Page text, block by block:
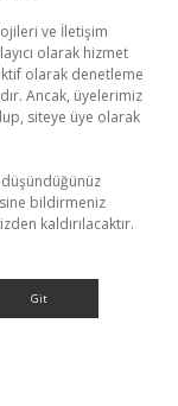
ve İletişim
olarak hizmet
olarak denetleme
Ancak, üyelerimiz
siteye üye olarak
bildirmeniz
kaldırılacaktır.